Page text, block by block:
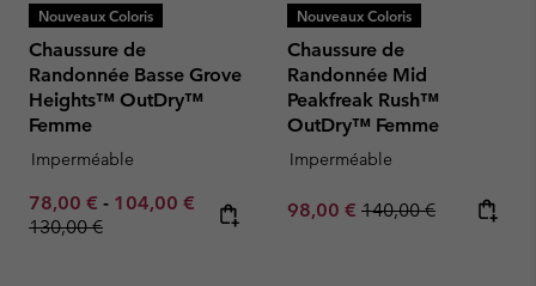
Nouveaux Coloris
Chaussure de
Randonnée Basse Grove
Heights™ OutDry™
Femme
Imperméable
Minimum sale price:
78,00 € - Maximum sale price:
104,00 € Regular price:
130,00 €
Nouveaux Coloris
Chaussure de
Randonnée Mid
Peakfreak Rush™
OutDry™ Femme
Imperméable
Sale price:
98,00 € Regular price:
140,00 €